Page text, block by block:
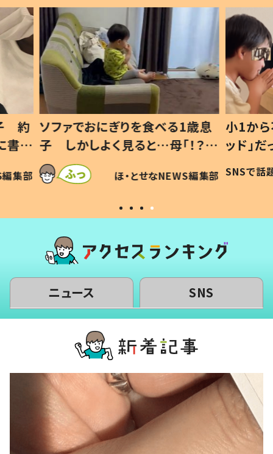
歳息
？」
編集部
小1から不登校、息子は「ギフテ
ッド」だった 父が“ウチ給食”を
作り続ける理由とは #令和の親
#令和の子
SNSで話題 ほ・とせなNEWS編集部
ひ孫
が、抱
「涙
い」
ニュース SNS